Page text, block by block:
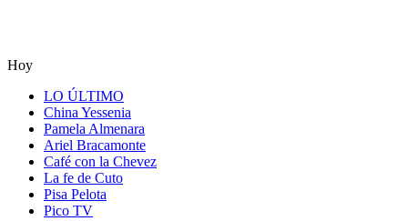
Hoy
LO ÚLTIMO
China Yessenia
Pamela Almenara
Ariel Bracamonte
Café con la Chevez
La fe de Cuto
Pisa Pelota
Pico TV